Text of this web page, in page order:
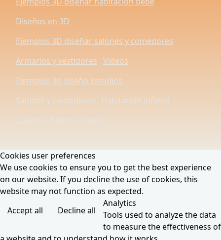
Diseños en 3D
Ejemplos 3D diseñar salones y comedores
Armarios y vestidores Videos
Ejemplos 3d diseño estudios
Salones y comedores
Habitación infantil
Lavabos, baños y aseos
Cookies user preferences
We use cookies to ensure you to get the best experience
on our website. If you decline the use of cookies, this
website may not function as expected.
Accept all
Decline all
Analytics
Tools used to analyze the data
to measure the effectiveness of